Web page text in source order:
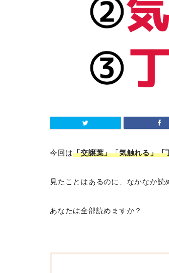
今回は「交譲葉」「気触れる」「
見たことはあるのに、なかなか読
あなたは全部読めますか？